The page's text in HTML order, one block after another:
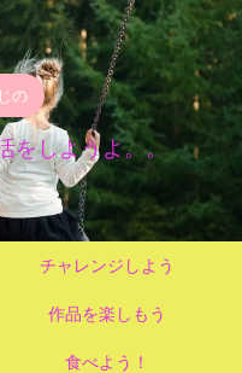
の
をしようよ。。
チャレンジしよう
作品を楽しもう
食べよう！